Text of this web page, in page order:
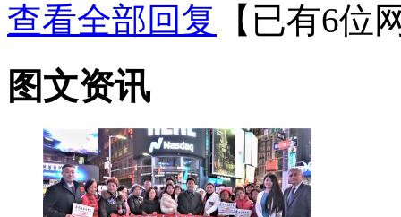
查看全部回复 【已有6位
图文资讯